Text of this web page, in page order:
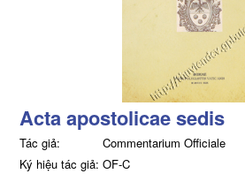
Acta apostolicae sedis
Tác giả:
Commentarium Officiale
Ký hiệu tác giả: OF-C